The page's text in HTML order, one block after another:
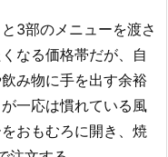
3部のメニューを渡さ
なる価格帯だが、自
み物に手を出す余裕
一応は慣れている風
おもむろに開き、焼